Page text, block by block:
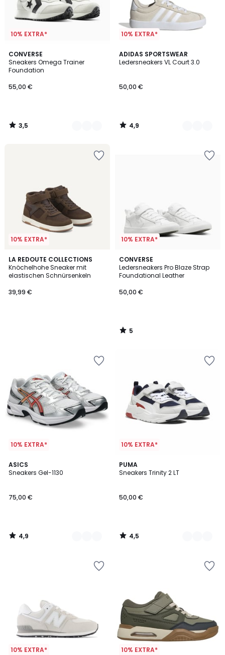
10% EXTRA*
CONVERSE
Sneakers Omega Trainer
Foundation
55,00 €
3,5
/ 5
2
Farben
3,5
/
10% EXTRA*
ADIDAS SPORTSWEAR
Ledersneakers VL Court 3.0
50,00 €
4,9
/ 5
2
Farben
4,9
/
10% EXTRA*
LA REDOUTE COLLECTIONS
Knöchelhohe Sneaker mit
elastischen Schnürsenkeln
39,99 €
10% EXTRA*
CONVERSE
Ledersneakers Pro Blaze Strap
Foundational Leather
50,00 €
5
/
5
5
/
10% EXTRA*
ASICS
Sneakers Gel-1130
75,00 €
4,9
/ 5
2
Farben
4,9
/
10% EXTRA*
PUMA
Sneakers Trinity 2 LT
50,00 €
4,5
/ 5
2
Farben
4,5
/
10% EXTRA* 10% EXTRA*